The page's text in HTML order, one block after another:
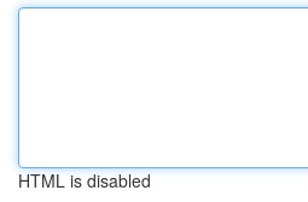
HTML is disabled